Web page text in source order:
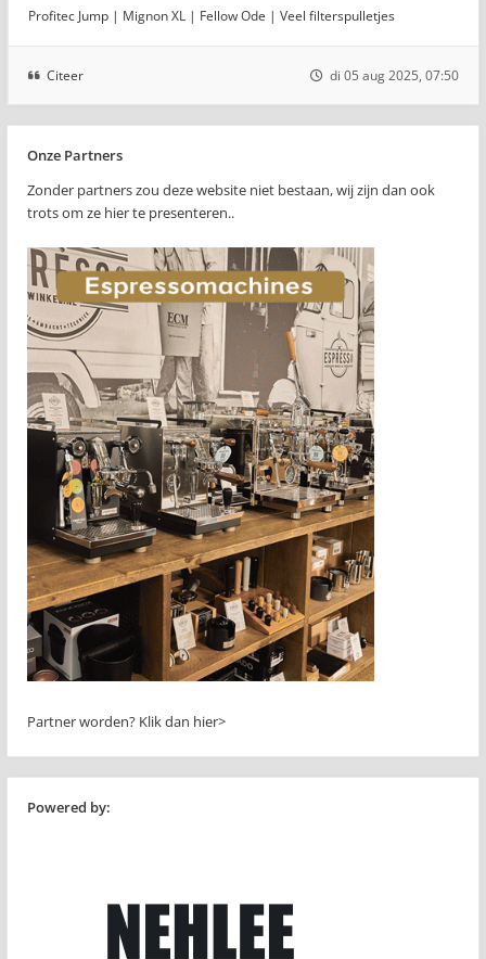
Profitec Jump | Mignon XL | Fellow Ode | Veel filterspulletjes
Citeer di 05 aug 2025, 07:50
Onze Partners
Zonder partners zou deze website niet bestaan, wij zijn dan ook
trots om ze hier te presenteren..
Partner worden? Klik dan hier>
Powered by: